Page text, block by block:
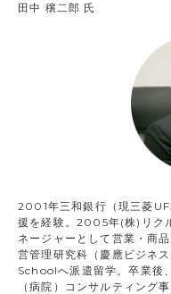
田中 穣二郎 氏
2001年三和銀行（現三菱
援を経験。2005年(株)リク
ネージャーとして営業・商
営管理研究科（慶應ビジネ
Schoolへ派遣留学。卒業後
（病院）コンサルティング